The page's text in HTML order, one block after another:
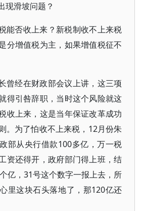
现滑坡问题？
能否收上来？新税制收不上来税
分增值税为主，如果增值税征不
曾经在财政部会议上讲，这三项
得引咎辞职，当时这个风险就这
收上来，这是当年保证改革成功
。为了怕收不上来税，12月份朱
部从央行借款100多亿，万一税
资还得开，政府部门得上班，结
亿，31号这个数字一报上去，所
里这块石头落地了，那120亿还